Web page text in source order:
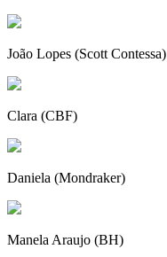
João Lopes (Scott Contessa)
Clara (CBF)
Daniela (Mondraker)
Manela Araujo (BH)